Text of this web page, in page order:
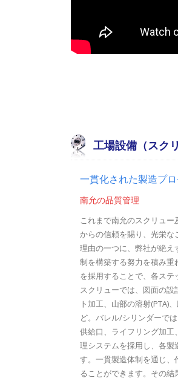
工場設備（スク
一貫化された製造プ
南允の品質管理
これまで南允のスクリュ
からの信頼を賜り、光栄
理由の一つに、弊社が絶
制を構築する努力を積み
を採用することで、各ステ
スクリューでは、図面の設
ト加工、山部の溶射(PTA)
ど。バレル/シリンダーで
供給口、ライフリング加
理システムを採用し、各製
す。一貫製造体制を通じ
ることができます。その